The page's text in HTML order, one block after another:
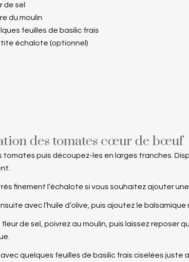
de sel
du moulin
feuilles de basilic frais
échalote (optionnel)
des tomates cœur de bœuf
tomates puis découpez-les en larges tranches.
finement l’échalote si vous souhaitez ajouter
avec l’huile d’olive, puis ajoutez le
fleur de sel, poivrez au moulin, puis laissez
avec quelques feuilles de basilic frais ciselées juste